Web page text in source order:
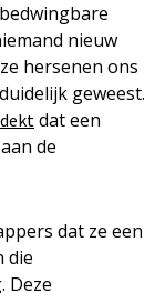
nieuw
hersenen ons
geweest.
dat een
de
dat ze een
die
Deze